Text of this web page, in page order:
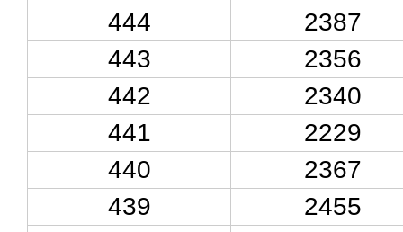
444
2387
443
2356
442
2340
441
2229
440
2367
439
2455